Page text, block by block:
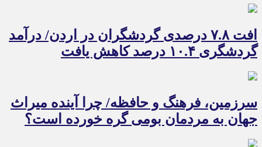
افت ۷.۸ درصدی گردشگران در اردن/ درآمد
گردشگری ۱۰.۴ درصد کاهش یافت
سرزمین، فرهنگ و حافظه/ چرا آینده میراث
جهان به مردمان بومی گره خورده است؟